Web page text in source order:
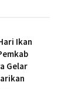
Ikan
Gelar